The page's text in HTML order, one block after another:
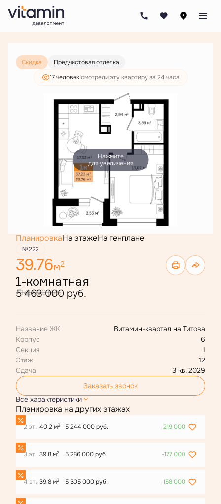
1-комнатная 7 141 000 руб.
5 463 000 руб.
Скидка
Предчистовая отделка
17 человексмотрели эту квартиру за 24 часа
Нажмите
для увеличения
ПланировкаНа этажеНа генплане
№222
39.76м2
1-комнатная
7 141 000 руб.
5 463 000 руб.
Название ЖК
Витамин-квартал на Титова
Корпус
6
Секция
1
Этаж
12
Сдача
3 кв. 2029
Заказать звонок
Все характеристики
Планировка на других этажах
2 эт. 40.2 м2 5 244 000 руб. -219 000
3 эт. 39.8 м2 5 286 000 руб. -177 000
4 эт. 39.8 м2 5 305 000 руб. -158 000